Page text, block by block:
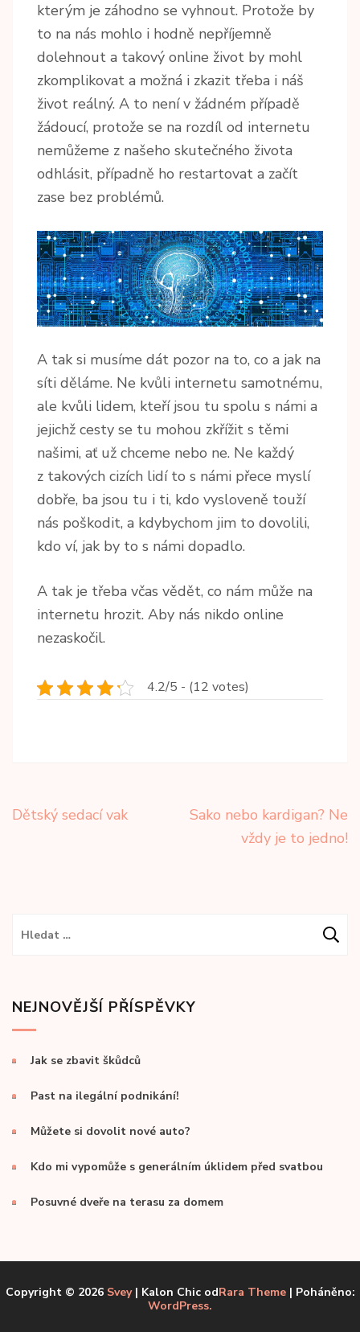
kterým je záhodno se vyhnout. Protože by
to na nás mohlo i hodně nepříjemně
dolehnout a takový online život by mohl
zkomplikovat a možná i zkazit třeba i náš
život reálný. A to není v žádném případě
žádoucí, protože se na rozdíl od internetu
nemůžeme z našeho skutečného života
odhlásit, případně ho restartovat a začít
zase bez problémů.
A tak si musíme dát pozor na to, co a jak na
síti děláme. Ne kvůli internetu samotnému,
ale kvůli lidem, kteří jsou tu spolu s námi a
jejichž cesty se tu mohou zkřížit s těmi
našimi, ať už chceme nebo ne. Ne každý
z takových cizích lidí to s námi přece myslí
dobře, ba jsou tu i ti, kdo vysloveně touží
nás poškodit, a kdybychom jim to dovolili,
kdo ví, jak by to s námi dopadlo.
A tak je třeba včas vědět, co nám může na
internetu hrozit. Aby nás nikdo online
nezaskočil.
4.2/5 - (12 votes)
Navigace
Dětský sedací vak
Sako nebo kardigan? Ne
vždy je to jedno!
Vyhledávání
NEJNOVĚJŠÍ PŘÍSPĚVKY
Jak se zbavit škůdců
Past na ilegální podnikání!
Můžete si dovolit nové auto?
Kdo mi vypomůže s generálním úklidem před svatbou
Posuvné dveře na terasu za domem
Copyright © 2026 Svey| Kalon Chic odRara Theme| Poháněno:
WordPress.